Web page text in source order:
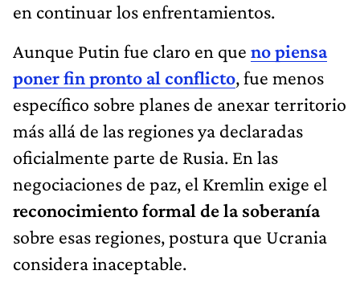
en continuar los enfrentamientos.
Aunque Putin fue claro en que no piensa
poner fin pronto al conflicto, fue menos
específico sobre planes de anexar territorio
más allá de las regiones ya declaradas
oficialmente parte de Rusia. En las
negociaciones de paz, el Kremlin exige el
reconocimiento formal de la soberanía
sobre esas regiones, postura que Ucrania
considera inaceptable.